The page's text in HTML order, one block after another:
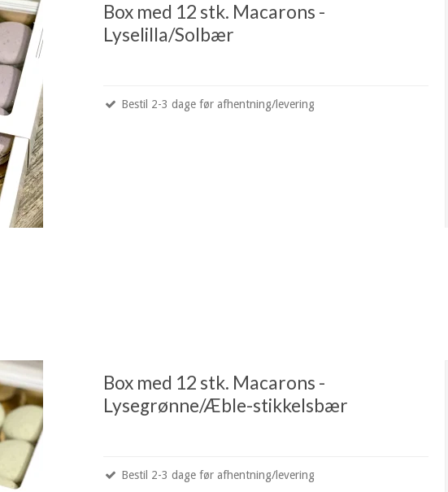
Box med 12 stk. Macarons -
Lyselilla/Solbær
Bestil 2-3 dage før afhentning/levering
Box med 12 stk. Macarons -
Lysegrønne/Æble-stikkelsbær
Bestil 2-3 dage før afhentning/levering